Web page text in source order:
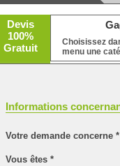
Devis
100%
Gratuit
Choisissez
menu une
Informations
Votre demande concerne*
Vous êtes*